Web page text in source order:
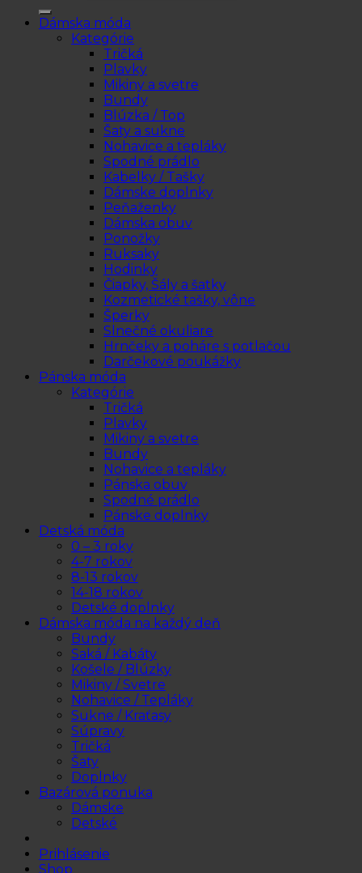
Dámska móda
Kategórie
Tričká
Plavky
Mikiny a svetre
Bundy
Blúzka / Top
Šaty a sukne
Nohavice a tepláky
Spodné prádlo
Kabelky / Tašky
Dámske doplnky
Peňaženky
Dámska obuv
Ponožky
Ruksaky
Hodinky
Čiapky, Šály a šatky
Kozmetické tašky, vône
Šperky
Slnečné okuliare
Hrnčeky a poháre s potlačou
Darčekové poukážky
Pánska móda
Kategórie
Tričká
Plavky
Mikiny a svetre
Bundy
Nohavice a tepláky
Pánska obuv
Spodné prádlo
Pánske doplnky
Detská móda
0 – 3 roky
4-7 rokov
8-13 rokov
14-18 rokov
Detské doplnky
Dámska móda na každý deň
Bundy
Saká / Kabáty
Košele / Blúzky
Mikiny / Svetre
Nohavice / Tepláky
Sukne / Kraťasy
Súpravy
Tričká
Šaty
Doplnky
Bazárová ponuka
Dámske
Detské
Prihlásenie
Shop